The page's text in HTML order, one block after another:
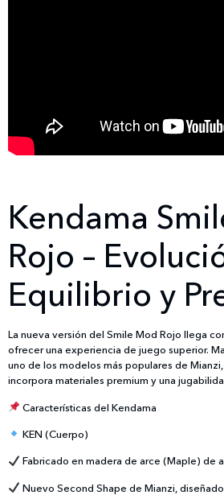
Kendama
Rojo –
Equilibrio y
La nueva versión del Smile Mod Rojo llega
ofrecer una experiencia de juego superior.
uno de los modelos más populares de
incorpora materiales premium y una
Características del Kendama
KEN (Cuerpo)
Fabricado en madera de arce (Maple) de
Nuevo Second Shape de Mianzi,